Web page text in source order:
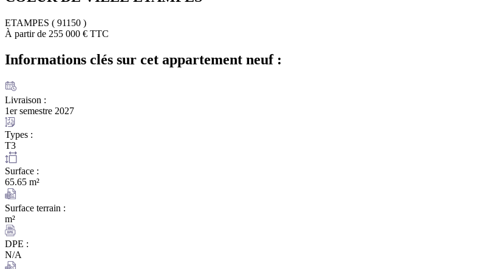
ETAMPES ( 91150 )
À partir de 255 000 € TTC
Informations clés sur cet appartement neuf :
Livraison :
1er semestre 2027
Types :
T3
Surface :
65.65 m²
Surface terrain :
m²
DPE :
N/A